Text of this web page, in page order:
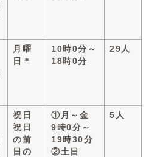
月曜
日＊
10時0分～
18時0分
29人
祝日
祝日
の前
日の
①月～金
9時0分～
19時30分
②土日
5人